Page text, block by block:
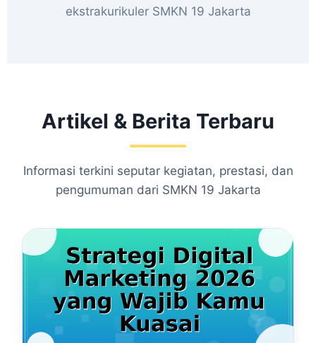
ekstrakurikuler SMKN 19 Jakarta
Artikel & Berita Terbaru
Informasi terkini seputar kegiatan, prestasi, dan
pengumuman dari SMKN 19 Jakarta